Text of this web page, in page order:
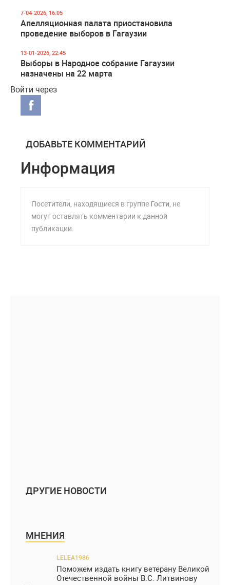
7-04-2026, 16:05
Апелляционная палата приостановила
проведение выборов в Гагаузии
13-01-2026, 22:45
Выборы в Народное собрание Гагаузии
назначены на 22 марта
Войти через
ДОБАВЬТЕ КОММЕНТАРИЙ
Информация
Посетители, находящиеся в группе Гости, не
могут оставлять комментарии к данной
публикации.
ДРУГИЕ НОВОСТИ
МНЕНИЯ
LELEA1986
Поможем издать книгу ветерану Великой
Отечественной войны В.С. Литвинову